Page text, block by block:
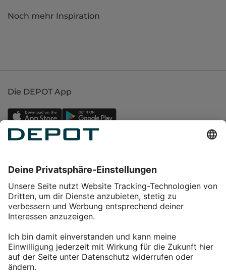
Noch mehr Inspiration
Die DEPOT App
Service
Über DEPOT
Kontakt